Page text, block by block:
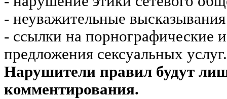
- неуважительные
- ссылки на порнографические
предложения сексуальных услуг.
Нарушители правил будут
комментирования.